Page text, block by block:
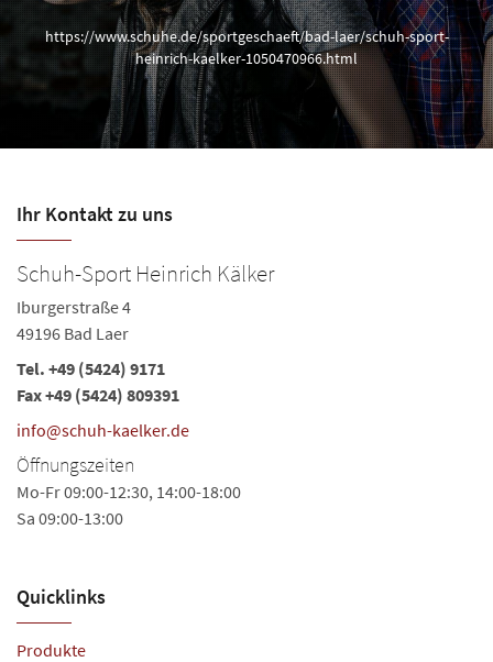
https://www.schuhe.de/sportgeschaeft/bad-laer/schuh-sport-
heinrich-kaelker-1050470966.html
Ihr Kontakt zu uns
Schuh-Sport Heinrich Kälker
Iburgerstraße 4
49196 Bad Laer
Tel. +49 (5424) 9171
Fax +49 (5424) 809391
info@schuh-kaelker.de
Öffnungszeiten
Mo-Fr 09:00-12:30, 14:00-18:00
Sa 09:00-13:00
Quicklinks
Produkte